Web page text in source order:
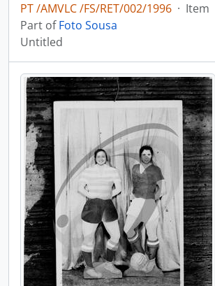
PT /AMVLC /FS/RET/002/1996 · Item
Part ofFoto Sousa
Untitled